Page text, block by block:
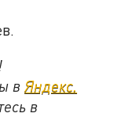
вЯндекс.
в